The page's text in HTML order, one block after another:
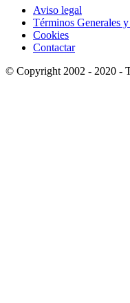
Aviso legal
Términos Generales
Cookies
Contactar
© Copyright 2002 - 2020 -